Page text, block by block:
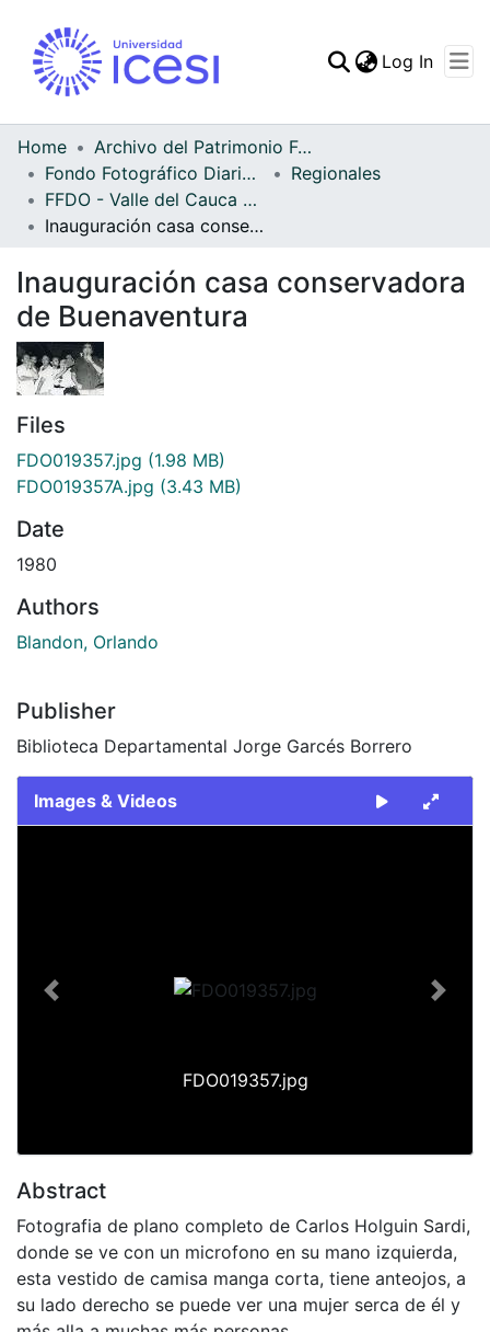
Statistics
Log In
Home
Archivo del Patrimonio Fotográfico y Fílmico del Valle del Cauca
Fondo Fotográfico Diario Occidente
Regionales
FFDO - Valle del Cauca - Patrimonial
Inauguración casa conservadora de Buenaventura
Inauguración casa conservadora
de Buenaventura
Files
FDO019357.jpg (1.98 MB)
FDO019357A.jpg (3.43 MB)
Date
1980
Authors
Blandon, Orlando
Publisher
Biblioteca Departamental Jorge Garcés Borrero
Images & Videos
FDO019357.jpg
Previous Next
Abstract
Fotografia de plano completo de Carlos Holguin Sardi,
donde se ve con un microfono en su mano izquierda,
esta vestido de camisa manga corta, tiene anteojos, a
su lado derecho se puede ver una mujer serca de él y